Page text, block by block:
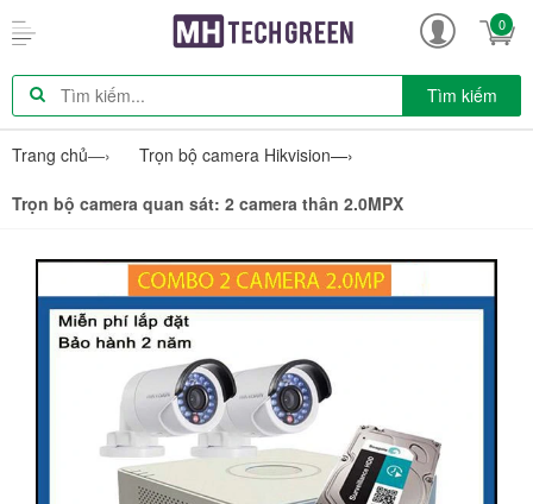
0
Tìm kiếm
Trang chủ—› Trọn bộ camera Hikvision—›
Trọn bộ camera quan sát: 2 camera thân 2.0MPX